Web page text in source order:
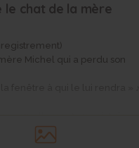
le chat de la mère
mère Michel qui a perdu son
aventure : l'office de
vas devoir te rendre vers